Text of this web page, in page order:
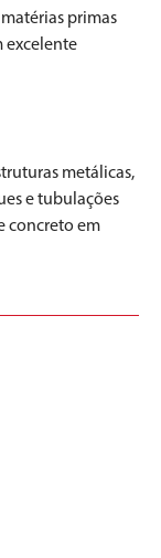
primas
excelente
metálicas,
e tubulações
concreto em